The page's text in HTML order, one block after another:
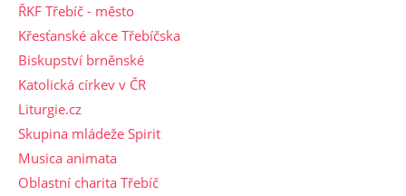
ŘKF Třebíč - město
Křesťanské akce Třebíčska
Biskupství brněnské
Katolická církev v ČR
Liturgie.cz
Skupina mládeže Spirit
Musica animata
Oblastní charita Třebíč